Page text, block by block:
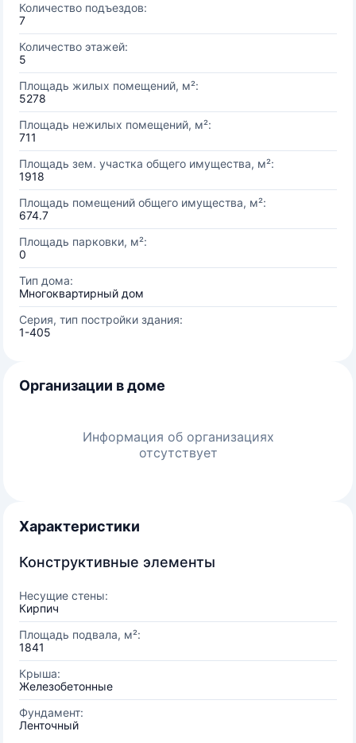
Количество подъездов:
7
Количество этажей:
5
Площадь жилых помещений, м²:
5278
Площадь нежилых помещений, м²:
711
Площадь зем. участка общего имущества, м²:
1918
Площадь помещений общего имущества, м²:
674.7
Площадь парковки, м²:
0
Тип дома:
Многоквартирный дом
Серия, тип постройки здания:
1-405
Организации в доме
Информация об организациях
отсутствует
Характеристики
Конструктивные элементы
Несущие стены:
Кирпич
Площадь подвала, м²:
1841
Крыша:
Железобетонные
Фундамент:
Ленточный